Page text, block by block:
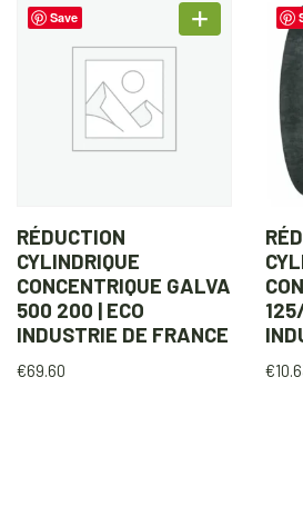
Save
RÉDUCTION
CYLINDRIQUE
CONCENTRIQUE GALVA
500 200 | ECO
INDUSTRIE DE FRANCE
€69.60 €